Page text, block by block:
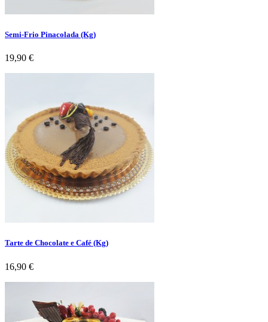
Semi-Frio Pinacolada (Kg)
Preço
19,90 €
Tarte de Chocolate e Café (Kg)
Preço
16,90 €